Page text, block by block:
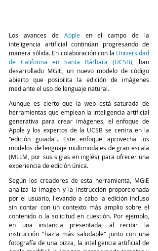
Los avances de Apple en el campo de la
inteligencia artificial continúan progresando de
manera sólida. En colaboración con la Universidad
de California en Santa Bárbara (UCSB) , han
desarrollado MGIE, un nuevo modelo de código
abierto que posibilita la edición de imágenes
mediante el uso de lenguaje natural.
Aunque es cierto que la web está saturada de
herramientas que emplean la inteligencia artificial
generativa para crear imágenes, el enfoque de
Apple y los expertos de la UCSB se centra en la
"edición guiada". Este enfoque aprovecha los
modelos de lenguaje multimodales de gran escala
(MLLM, por sus siglas en inglés) para ofrecer una
experiencia de edición única.
Según los creadores de esta herramienta, MGIE
analiza la imagen y la instrucción proporcionada
por el usuario, llevando a cabo la edición incluso
sin contar con un contexto más amplio sobre el
contenido o la solicitud en cuestión. Por ejemplo,
en una instancia presentada, al recibir la
instrucción "hazla más saludable" junto con una
fotografía de una pizza, la inteligencia artificial de